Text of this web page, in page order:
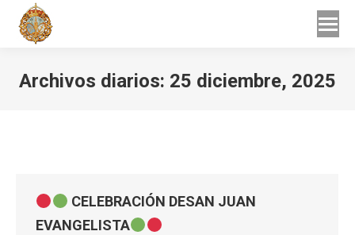
Archivos diarios: 25 diciembre, 2025
CELEBRACIÓN DESAN JUAN
EVANGELISTA